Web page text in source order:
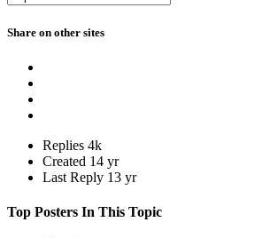
Share on other sites
Replies 4k
Created 14 yr
Last Reply 13 yr
Top Posters In This Topic